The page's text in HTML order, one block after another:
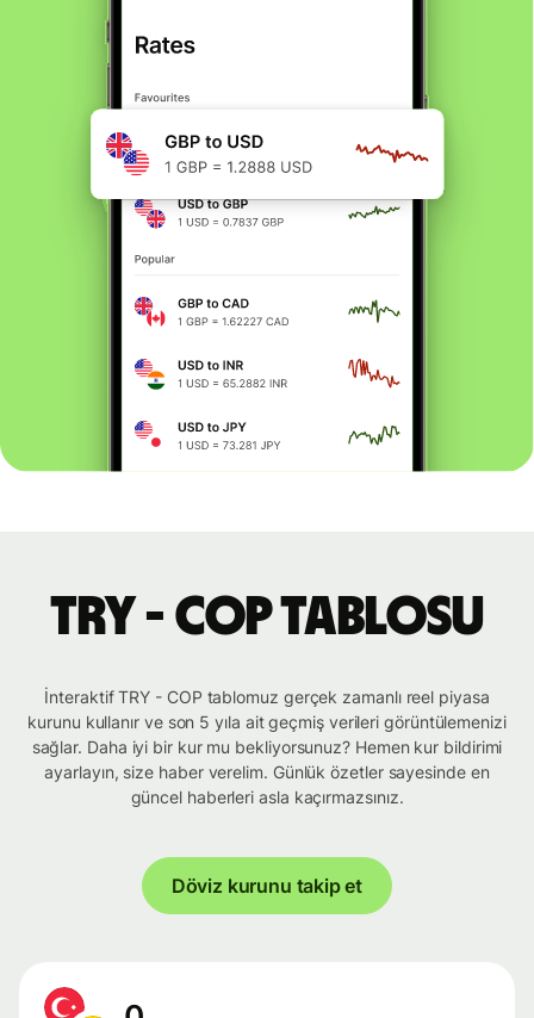
TRY - COP tablosu
İnteraktif TRY - COP tablomuz gerçek zamanlı reel piyasa
kurunu kullanır ve son 5 yıla ait geçmiş verileri görüntülemenizi
sağlar. Daha iyi bir kur mu bekliyorsunuz? Hemen kur bildirimi
ayarlayın, size haber verelim. Günlük özetler sayesinde en
güncel haberleri asla kaçırmazsınız.
Döviz kurunu takip et